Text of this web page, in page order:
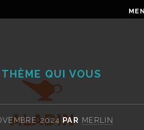
QUI VOUS
2024 PAR MERLIN